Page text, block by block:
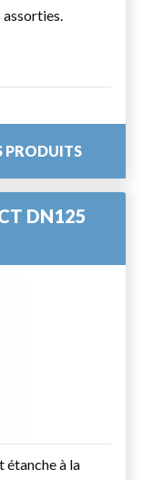
assorties.
PRODUITS
DN125
étanche à la